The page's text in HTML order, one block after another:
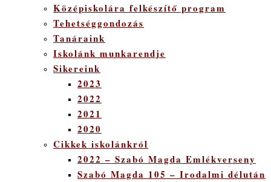
Középiskolára felkészítő program
Tehetséggondozás
Tanáraink
Iskolánk munkarendje
Sikereink
2023
2022
2021
2020
Cikkek iskolánkról
2022 – Szabó Magda Emlékverseny
Szabó Magda 105 – Irodalmi délután